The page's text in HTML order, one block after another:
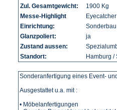
Zul. Gesamtgewicht:
1900 Kg
Messe-Highlight
Eyecatcher
Einrichtung:
Sonderbau
Glanzpoliert:
ja
Zustand aussen:
Standort:
Hamburg /
Sonderanfertigung eines Event-
Ausgestattet u.a. mit :
• Möbelanfertigungen